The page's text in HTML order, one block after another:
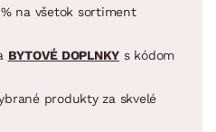
% na všetok sortiment
BYTOVÉ DOPLNKY s kódom
produkty za skvelé